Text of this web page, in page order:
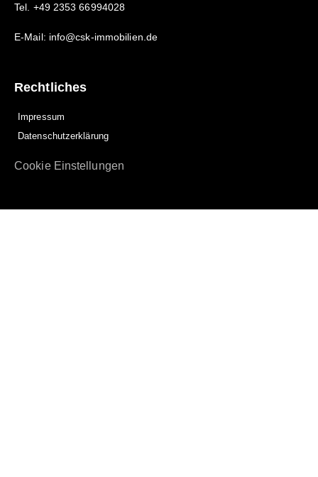
Tel. +49 2353 66994028
E-Mail: info@csk-immobilien.de
Rechtliches
Impressum
Datenschutzerklärung
Cookie Einstellungen